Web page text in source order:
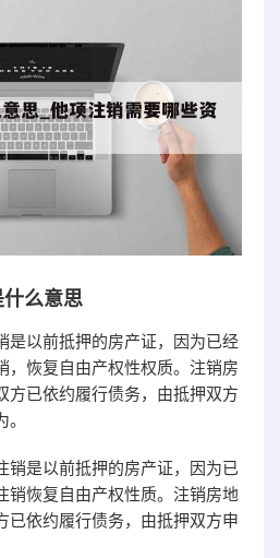
么意思
是以前抵押的房产证，因为已经
，恢复自由产权性权质。注销房
方已依约履行债务，由抵押双方
销是以前抵押的房产证，因为已
销恢复自由产权性质。注销房地
已依约履行债务，由抵押双方申